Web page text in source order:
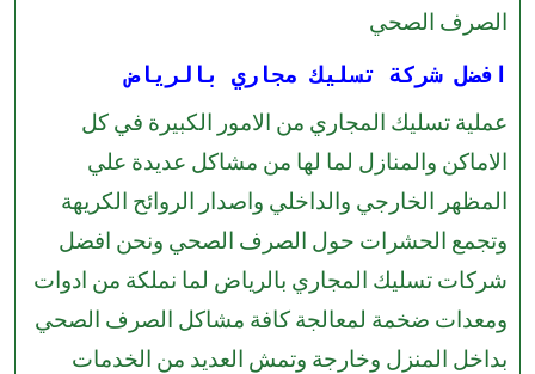
الصرف الصحي
افضل شركة تسليك مجاري بالرياض
عملية تسليك المجاري من الامور الكبيرة في كل
الاماكن والمنازل لما لها من مشاكل عديدة علي
المظهر الخارجي والداخلي واصدار الروائح الكريهة
وتجمع الحشرات حول الصرف الصحي ونحن افضل
شركات تسليك المجاري بالرياض لما نملكة من ادوات
ومعدات ضخمة لمعالجة كافة مشاكل الصرف الصحي
بداخل المنزل وخارجة وتمش العديد من الخدمات